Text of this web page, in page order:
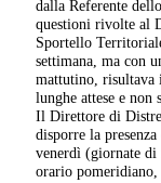
dalla Referente
questioni rivolte al
Sportello
settimana, ma con
mattutino, risultava
lunghe attese e
Il Direttore di
disporre la
venerdì (giornate di
orario pomeridiano,